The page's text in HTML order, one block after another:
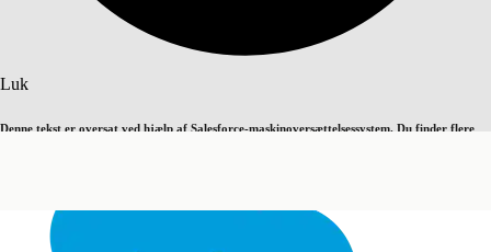
Luk
Denne tekst er oversat ved hjælp af Salesforce-maskinoversættelsessystem. Du finder flere
Luk